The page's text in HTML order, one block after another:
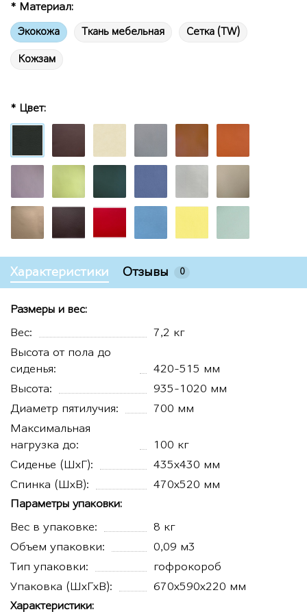
* Материал:
Экокожа Ткань мебельная Сетка (TW)
Кожзам
* Цвет:
Характеристики Отзывы 0
Размеры и вес:
Вес:
7,2 кг
Высота от пола до
сиденья:
420-515 мм
Высота:
935-1020 мм
Диаметр пятилучия:
700 мм
Максимальная
нагрузка до:
100 кг
Сиденье (ШхГ):
435х430 мм
Спинка (ШхВ):
470х520 мм
Параметры упаковки:
Вес в упаковке:
8 кг
Объем упаковки:
0,09 м3
Тип упаковки:
гофрокороб
Упаковка (ШхГхВ):
670х590х220 мм
Характеристики: